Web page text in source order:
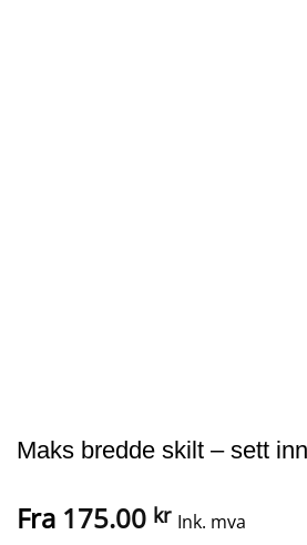
Maks bredde skilt – sett
Fra 175.00 kr Ink. mva